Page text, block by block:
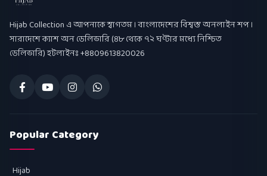
Hijab Collection
Hijab Collection এ আপনাকে স্বাগতম । বাংলাদেশের বিশ্বস্ত অনলাইন শপ ।
সারাদেশে ক্যাশ অন ডেলিভারি (৪৮ থেকে ৭২ ঘণ্টার মধ্যে নিশ্চিত
ডেলিভারি) হটলাইনঃ +8809613820026
Popular Category
Hijab